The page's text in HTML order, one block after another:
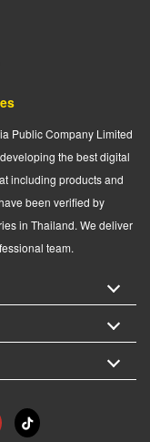
Public Company Limited
the best digital
including products and
been verified by
in Thailand. We deliver
team.